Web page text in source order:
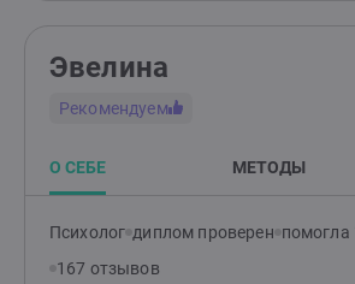
Эвелина
Рекомендуем
О СЕБЕ МЕТОДЫ
Психолог диплом проверен помогла
167 отзывов